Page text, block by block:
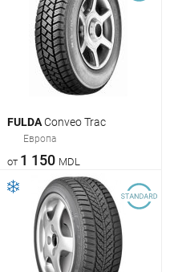
FULDAConveo Trac
Европа
от 1 150 MDL